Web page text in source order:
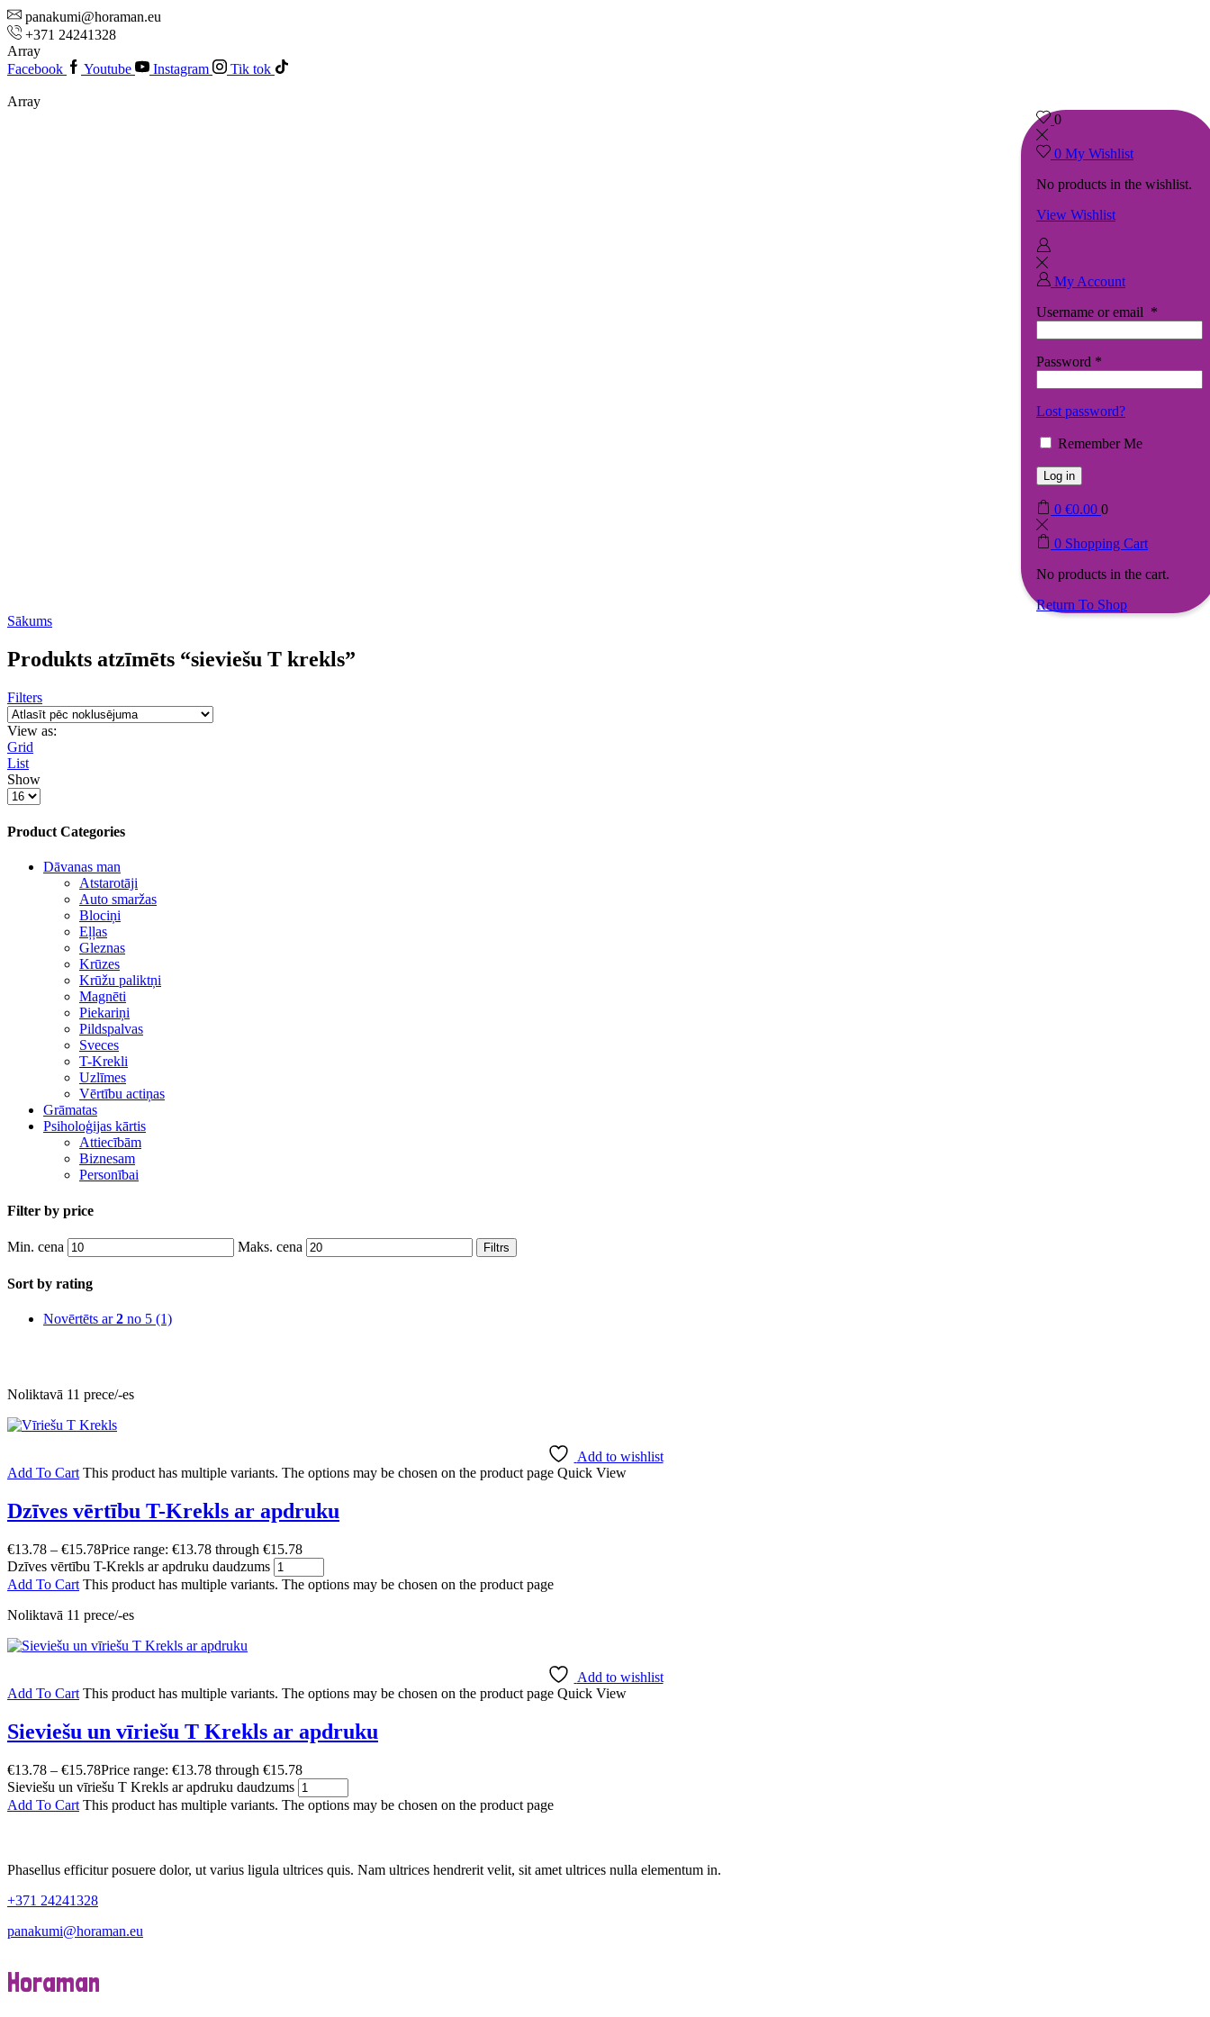
panakumi@horaman.eu
+371 24241328
Array
Facebook
Youtube Instagram Tik tok
Array
0
0 My Wishlist
No products in the wishlist.
View Wishlist
My Account
Username or email *
Password *
Lost password?
Remember Me
Log in
0 €0.00 0
0 Shopping Cart
No products in the cart.
Return To Shop
Sākums
Produkts atzīmēts “sieviešu T krekls”
Filters
View as:
Grid
List
Show
Product Categories
Dāvanas man
Atstarotāji
Auto smaržas
Blociņi
Eļļas
Gleznas
Krūzes
Krūžu paliktņi
Magnēti
Piekariņi
Pildspalvas
Sveces
T-Krekli
Uzlīmes
Vērtību actiņas
Grāmatas
Psiholoģijas kārtis
Attiecībām
Biznesam
Personībai
Filter by price
Min. cena Maks. cena Filtrs
Sort by rating
Novērtēts ar2 no 5 (1)
Noliktavā 11 prece/-es
Add to wishlist
Add To Cart This product has multiple variants. The options may be chosen on the product page Quick View
Dzīves vērtību T-Krekls ar apdruku
€13.78 – €15.78Price range: €13.78 through €15.78
Dzīves vērtību T-Krekls ar apdruku daudzums
Add To Cart This product has multiple variants. The options may be chosen on the product page
Noliktavā 11 prece/-es
Add to wishlist
Add To Cart This product has multiple variants. The options may be chosen on the product page Quick View
Sieviešu un vīriešu T Krekls ar apdruku
€13.78 – €15.78Price range: €13.78 through €15.78
Sieviešu un vīriešu T Krekls ar apdruku daudzums
Add To Cart This product has multiple variants. The options may be chosen on the product page
Phasellus efficitur posuere dolor, ut varius ligula ultrices quis. Nam ultrices hendrerit velit, sit amet ultrices nulla elementum in.
+371 24241328
panakumi@horaman.eu
Horaman